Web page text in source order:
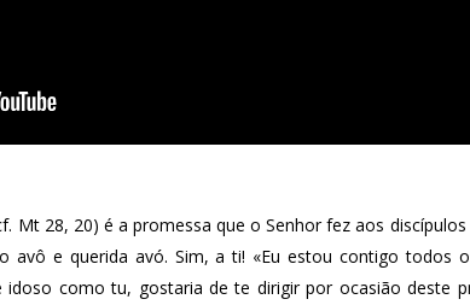
Mt 28, 20) é a promessa que o Senhor fez aos
avô e querida avó. Sim, a ti! «Eu estou contigo todos
idoso como tu, gostaria de te dirigir por ocasião deste